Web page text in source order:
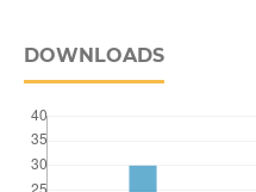
DOWNLOADS